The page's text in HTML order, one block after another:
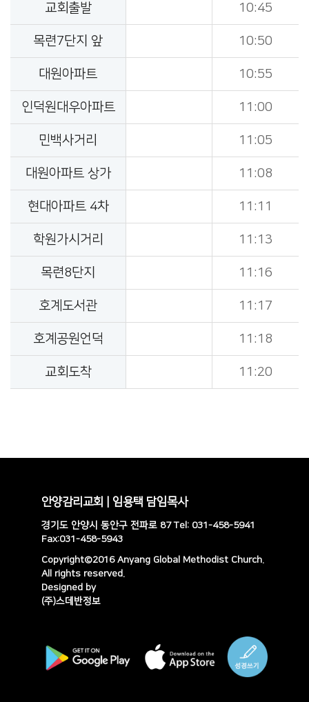
교회출발 10:45
목련7단지 앞 10:50
대원아파트 10:55
인덕원대우아파트 11:00
민백사거리 11:05
대원아파트 상가 11:08
현대아파트 4차 11:11
학원가시거리 11:13
목련8단지 11:16
호계도서관 11:17
호계공원언덕 11:18
교회도착 11:20
안양감리교회 | 임용택 담임목사
경기도 안양시 동안구 전파로 87 Tel: 031-458-5941
Fax:031-458-5943
Copyright©2016 Anyang Global Methodist Church.
All rights reserved.
Designed by
(주)스데반정보